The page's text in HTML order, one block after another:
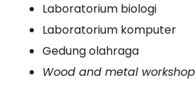
Laboratorium biologi
Laboratorium komputer
Gedung olahraga
Wood and metal workshop